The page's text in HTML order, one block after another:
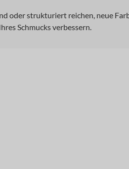
oder strukturiert reichen, neue
Schmucks verbessern.